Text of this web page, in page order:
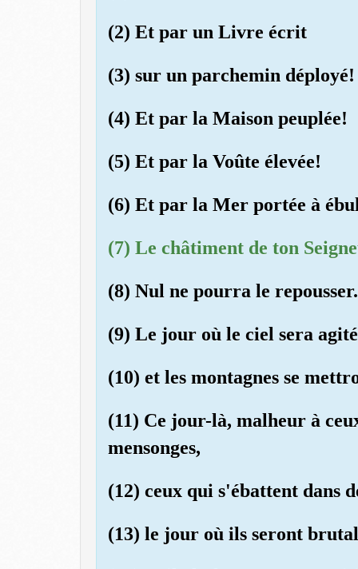
(2) Et par un Livre écrit
(3) sur un parchemin déployé!
(4) Et par la Maison peuplée!
(5) Et par la Voûte élevée!
(6) Et par la Mer portée à
(7) Le châtiment de ton
(8) Nul ne pourra le repousser.
(9) Le jour où le ciel sera
(10) et les montagnes se
(11) Ce jour-là, malheur à
mensonges,
(12) ceux qui s'ébattent dans
(13) le jour où ils seront